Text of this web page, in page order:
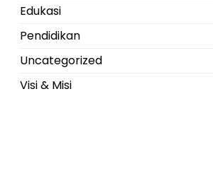
Edukasi
Pendidikan
Uncategorized
Visi & Misi